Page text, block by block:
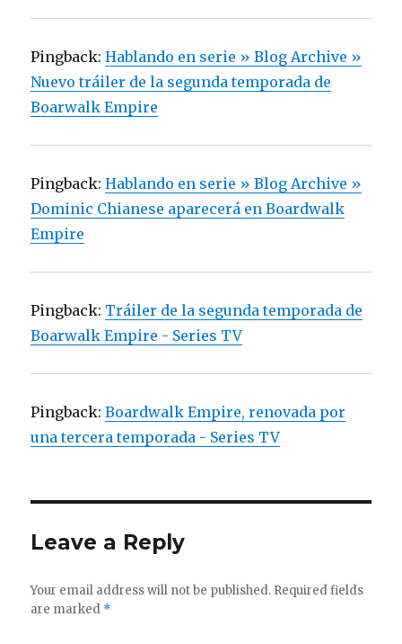
Pingback:Hablando en serie » Blog Archive »
Nuevo tráiler de la segunda temporada de
Boarwalk Empire
Pingback:Hablando en serie » Blog Archive »
Dominic Chianese aparecerá en Boardwalk
Empire
Pingback: Tráiler de la segunda temporada de
Boarwalk Empire - Series TV
Pingback:Boardwalk Empire, renovada por
una tercera temporada - Series TV
Leave a Reply
Your email address will not be published. Required fields
are marked *